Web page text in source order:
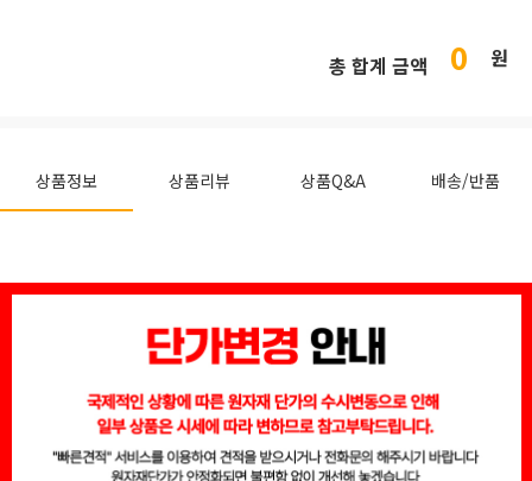
총 합계 금액 0 원
상품정보 상품리뷰 상품Q&A 배송/반품